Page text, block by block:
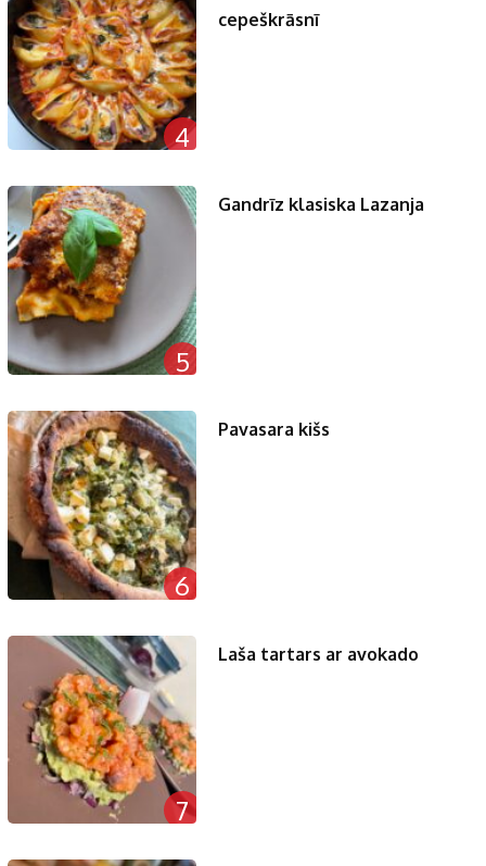
4
cepeškrāsnī
5
Gandrīz klasiska Lazanja
6
Pavasara kišs
7
Laša tartars ar avokado